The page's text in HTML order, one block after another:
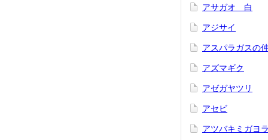
アサガオ 白
アジサイ
アスパラガスの
アズマギク
アゼガヤツリ
アセビ
アツバキミガヨ